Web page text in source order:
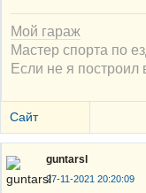
Мой гараж
Мастер спорта по
Если не я построил
Сайт
guntarsl
27-11-2021 20:20:09